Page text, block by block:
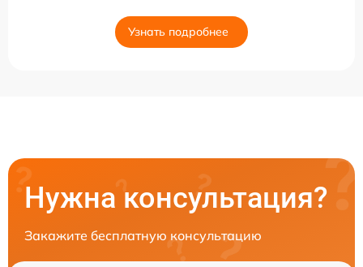
Узнать подробнее
Нужна консультация?
Закажите бесплатную консультацию